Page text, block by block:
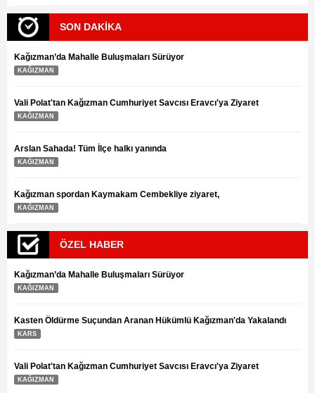
SON DAKİKA
Kağızman’da Mahalle Buluşmaları Sürüyor
KAĞIZMAN
Vali Polat'tan Kağızman Cumhuriyet Savcısı Eravcı'ya Ziyaret
KAĞIZMAN
Arslan Sahada! Tüm İlçe halkı yanında
KAĞIZMAN
Kağızman spordan Kaymakam Cembekliye ziyaret,
KAĞIZMAN
ÖZEL HABER
Kağızman’da Mahalle Buluşmaları Sürüyor
KAĞIZMAN
Kasten Öldürme Suçundan Aranan Hükümlü Kağızman'da Yakalandı
KARS
Vali Polat'tan Kağızman Cumhuriyet Savcısı Eravcı'ya Ziyaret
KAĞIZMAN